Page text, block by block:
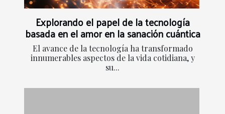
Explorando el papel de la tecnología
basada en el amor en la sanación cuántica
El avance de la tecnología ha transformado
innumerables aspectos de la vida cotidiana, y
su...